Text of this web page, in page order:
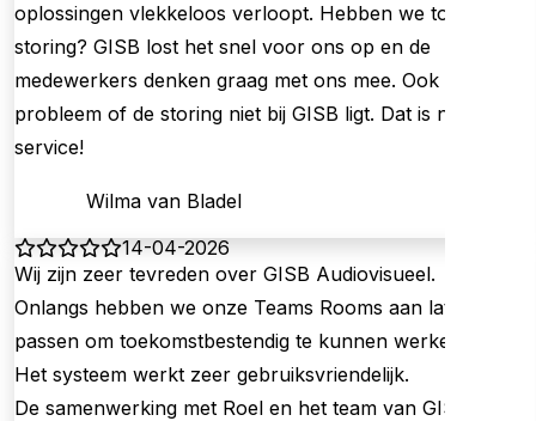
oplossingen vlekkeloos verloopt. Hebben we toch een
storing? GISB lost het snel voor ons op en de
medewerkers denken graag met ons mee. Ook als het
probleem of de storing niet bij GISB ligt. Dat is nog eens
service!
Wilma van Bladel
14-04-2026
Wij zijn zeer tevreden over GISB Audiovisueel.
Onlangs hebben we onze Teams Rooms aan laten
passen om toekomstbestendig te kunnen werken.
Het systeem werkt zeer gebruiksvriendelijk.
De samenwerking met Roel en het team van GISB